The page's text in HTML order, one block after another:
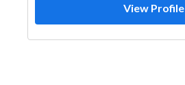
View Profile